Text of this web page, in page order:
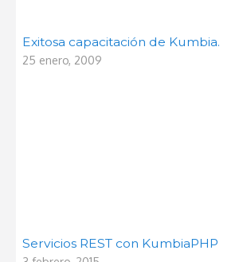
Exitosa capacitación de Kumbia.
25 enero, 2009
Servicios REST con KumbiaPHP